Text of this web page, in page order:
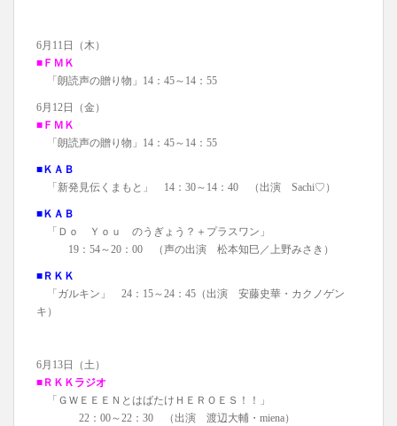
6月11日（木）
■ＦＭＫ
「朗読声の贈り物」14：45～14：55
6月12日（金）
■ＦＭＫ
「朗読声の贈り物」14：45～14：55
■ＫＡＢ
「新発見伝くまもと」 14：30～14：40 （出演 Sachi♡）
■ＫＡＢ
「Ｄｏ Ｙｏｕ のうぎょう？＋プラスワン」
19：54～20：00 （声の出演 松本知巳／上野みさき）
■ＲＫＫ
「ガルキン」 24：15～24：45（出演 安藤史華・カクノゲン
キ）
6月13日（土）
■ＲＫＫラジオ
「ＧＷＥＥＥＮとはばたけＨＥＲＯＥＳ！！」
22：00～22：30 （出演 渡辺大輔・miena）